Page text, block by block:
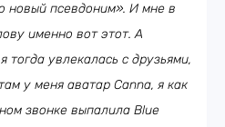
новый псевдоним». И мне в
именно вот этот. А
тогда увлекалась с друзьями,
у меня аватар Canna, я как
звонке выпалила Blue